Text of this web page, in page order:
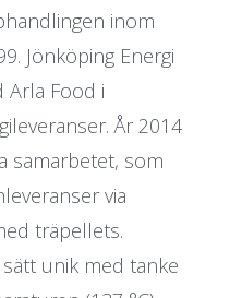
inom
Jönköping Energi
Arla Food i
År 2014
samarbetet, som
via
träpellets.
unik med tanke